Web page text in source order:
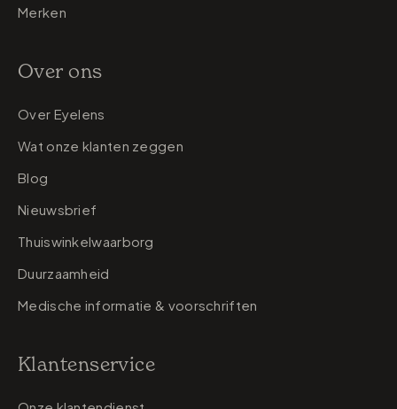
Merken
Over ons
Over Eyelens
Wat onze klanten zeggen
Blog
Nieuwsbrief
Thuiswinkelwaarborg
Duurzaamheid
Medische informatie & voorschriften
Klantenservice